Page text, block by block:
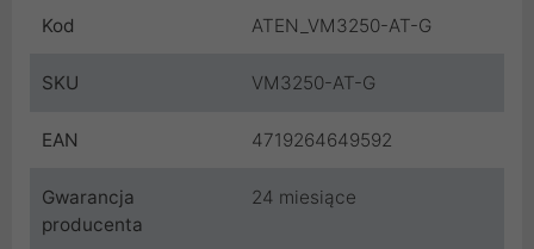
Kod ATEN_VM3250-AT-G
SKU VM3250-AT-G
EAN 4719264649592
Gwarancja
producenta
24 miesiące